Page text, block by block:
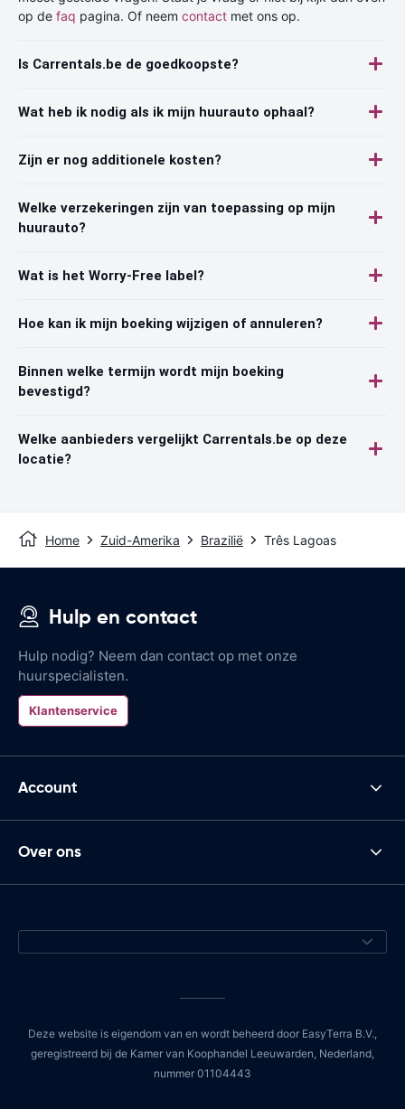
op de faq pagina. Of neem contact met ons op.
Is Carrentals.be de goedkoopste?
Wat heb ik nodig als ik mijn huurauto ophaal?
Zijn er nog additionele kosten?
Welke verzekeringen zijn van toepassing op mijn
huurauto?
Wat is het Worry-Free label?
Hoe kan ik mijn boeking wijzigen of annuleren?
Binnen welke termijn wordt mijn boeking
bevestigd?
Welke aanbieders vergelijkt Carrentals.be op deze
locatie?
Home Zuid-Amerika Brazilië Três Lagoas
Hulp en contact
Hulp nodig? Neem dan contact op met onze
huurspecialisten.
Klantenservice
Account
Over ons
Deze website is eigendom van en wordt beheerd door EasyTerra B.V.,
geregistreerd bij de Kamer van Koophandel Leeuwarden, Nederland,
nummer 01104443